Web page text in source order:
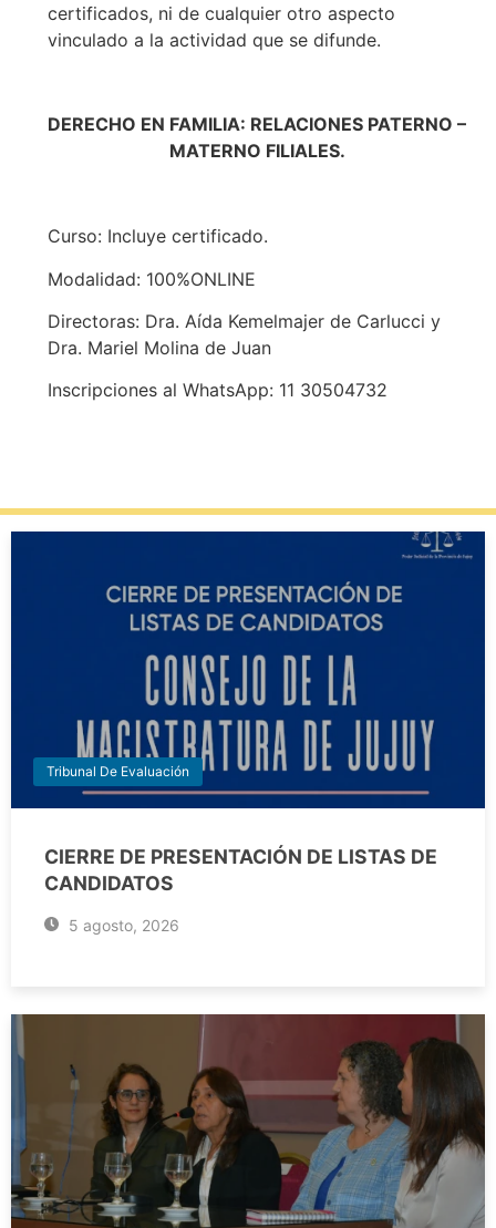
certificados, ni de cualquier otro aspecto
vinculado a la actividad que se difunde.
DERECHO EN FAMILIA: RELACIONES PATERNO –
MATERNO FILIALES.
Curso: Incluye certificado.
Modalidad: 100%ONLINE
Directoras: Dra. Aída Kemelmajer de Carlucci y
Dra. Mariel Molina de Juan
Inscripciones al WhatsApp: 11 30504732
Tribunal De Evaluación
CIERRE DE PRESENTACIÓN DE LISTAS DE
CANDIDATOS
5 agosto, 2026